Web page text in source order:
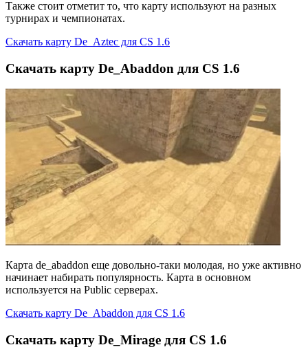
Также стоит отметит то, что карту используют на разных
турнирах и чемпионатах.
Скачать карту De_Aztec для CS 1.6
Скачать карту De_Abaddon для CS 1.6
Карта de_abaddon еще довольно-таки молодая, но уже активно
начинает набирать популярность. Карта в основном
используется на Public серверах.
Скачать карту De_Abaddon для CS 1.6
Скачать карту De_Mirage для CS 1.6